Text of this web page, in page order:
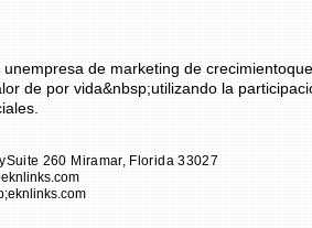
unempresa de marketing de crecimiento
de por vida&nbsp;utilizando la
Suite 260 Miramar, Florida 33027